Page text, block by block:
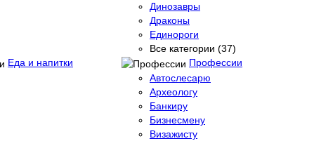
Динозавры
Драконы
Единороги
Все категории (37)
Еда и напитки
Профессии
Автослесарю
Археологу
Банкиру
Бизнесмену
Визажисту